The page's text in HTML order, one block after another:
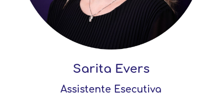
Sarita Evers
Assistente Esecutiva